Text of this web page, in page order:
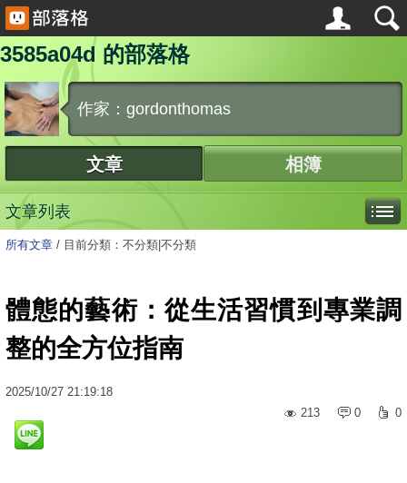
3585a04d 的部落格
作家：gordonthomas
文章 相簿
文章列表
所有文章 / 目前分類：不分類|不分類
體態的藝術：從生活習慣到專業調
整的全方位指南
2025/10/27 21:19:18
213
0 0